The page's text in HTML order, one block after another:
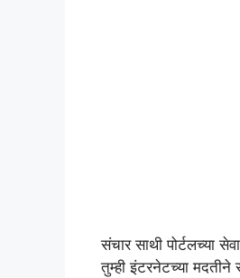
संचार साथी पोर्टलच्या
तुम्ही इंटरनेटच्या